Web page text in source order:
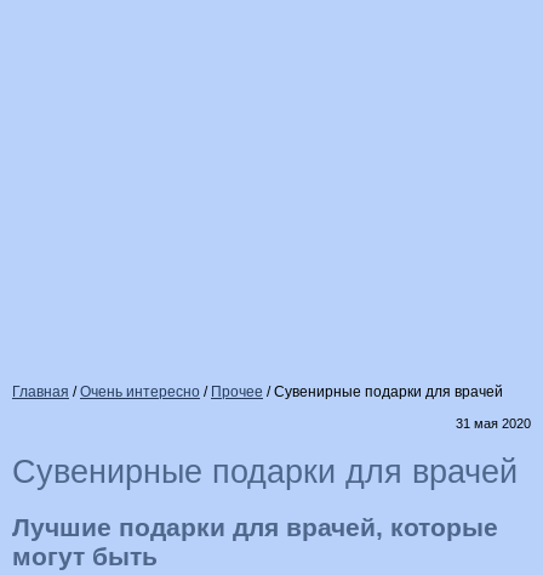
Главная /Очень интересно / Прочее /Сувенирные подарки для врачей
31 мая 2020
Сувенирные подарки для врачей
Лучшие подарки для врачей, которые
могут быть